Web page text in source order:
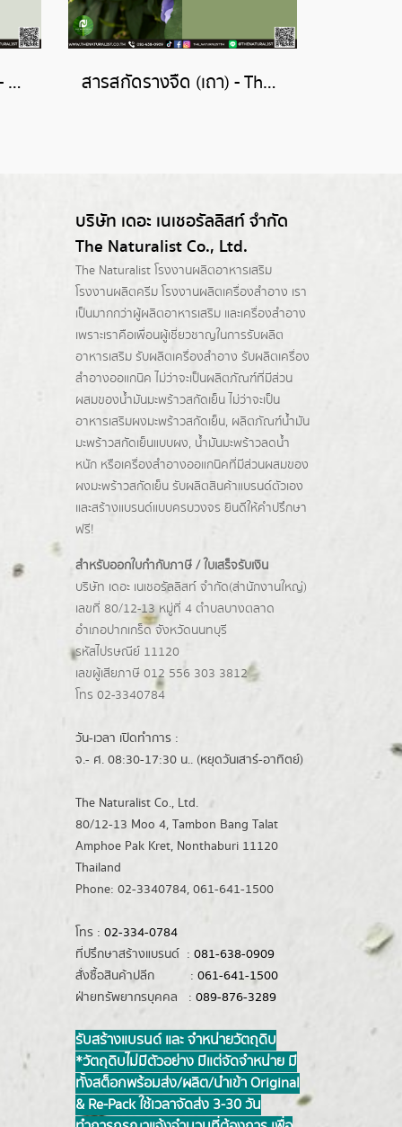
สารสกัดหญ้าหนวดแมว - Orthosiphon Stamineus Extract สารสกัดรางจืด (เถา) - Thunbergia Laurifolia Stem Extract
บริษัท เดอะ เนเชอรัลลิสท์ จำกัด
The Naturalist Co., Ltd.
The Naturalist โรงงานผลิตอาหารเสริม
โรงงานผลิตครีมโรงงานผลิตเครื่องสำอาง เรา
เป็นมากกว่าผู้ผลิตอาหารเสริมและเครื่องสำอาง
เพราะเราคือเพื่อนผู้เชี่ยวชาญในการรับผลิต
อาหารเสริม รับผลิตเครื่องสำอาง รับผลิตเครื่อง
สำอางออแกนิค ไม่ว่าจะเป็นผลิตภัณฑ์ที่มีส่วน
ผสมของน้ำมันมะพร้าวสกัดเย็น ไม่ว่าจะเป็น
อาหารเสริมผงมะพร้าวสกัดเย็น, ผลิตภัณฑ์น้ำมัน
มะพร้าวสกัดเย็นแบบผง, น้ำมันมะพร้าวลดน้ำ
หนักหรือเครื่องสำอางออแกนิคที่มีส่วนผสมของ
ผงมะพร้าวสกัดเย็น รับผลิตสินค้าแบรนด์ตัวเอง
และสร้างแบรนด์แบบครบวงจร ยินดีให้คำปรึกษา
ฟรี!
สำหรับออกใบกำกับภาษี / ใบเสร็จรับเงิน
บริษัท เดอะ เนเชอรัลลิสท์ จำกัด(ส่านักงานใหญ่)
เลขที่ 80/12-13 หมู่ที่ 4 ตำบลบางตลาด
อำเภอปากเกร็ดจังหวัดนนทบุรี
รหัสไปรษณีย์ 11120
เลขผู้เสียภาษี 012 556 303 3812
โทร 02-3340784
วัน-เวลา เปิดทำการ :
จ.- ศ. 08:30-17:30 น.. (หยุดวันเสาร์-อาทิตย์)
The Naturalist Co., Ltd.
80/12-13 Moo 4, Tambon Bang Talat
Amphoe Pak Kret, Nonthaburi 11120
Thailand
Phone: 02-3340784, 061-641-1500
โทร : 02-334-0784
ที่ปรึกษาสร้างแบรนด์ : 081-638-0909
สั่งซื้อสินค้าปลีก : 061-641-1500
ฝ่ายทรัพยากรบุคคล : 089-876-3289
รับสร้างแบรนด์ และ จำหน่ายวัตถุดิบ
*วัตถุดิบไม่มีตัวอย่าง มีแต่จัดจำหน่าย มี
ทั้งสต็อกพร้อมส่ง/ผลิต/นำเข้า Original
& Re-Pack ใช้เวลาจัดส่ง 3-30 วัน